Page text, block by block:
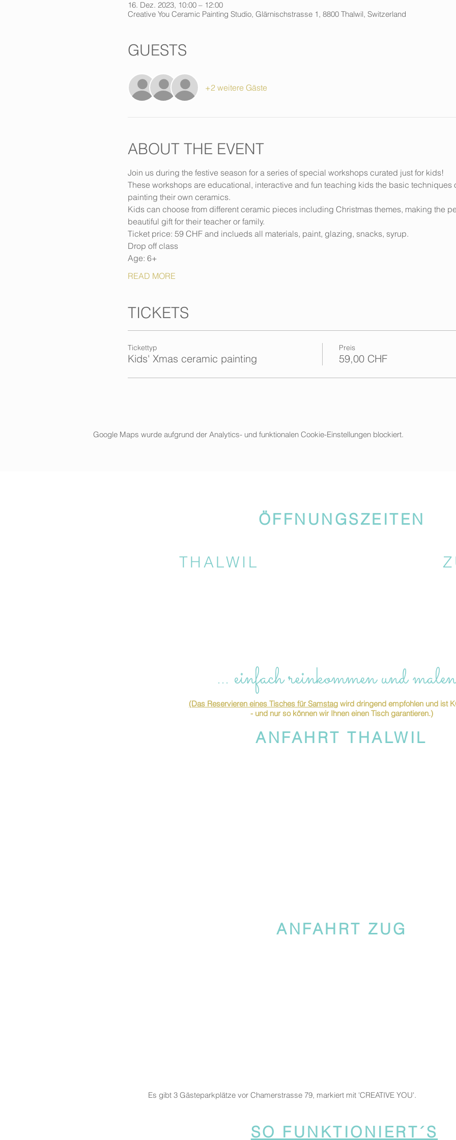
16. Dez. 2023, 10:00 – 12:00
Creative You Ceramic Painting Studio, Glärnischstrasse 1, 8800 Thalwil, Switzerland
GUESTS
+2 weitere Gäste
ABOUT THE EVENT
Join us during the festive season for a series of special workshops curated just for kids!
These workshops are educational, interactive and fun teaching kids the basic
painting their own ceramics.
Kids can choose from different ceramic pieces including Christmas themes, making the
beautiful gift for their teacher or family.
Ticket price: 59 CHF and inclueds all materials, paint, glazing, snacks, syrup.
Drop off class
Age: 6+
READ MORE
TICKETS
Tickettyp
Kids' Xmas ceramic painting
Preis
59,00 CHF
Google Maps wurde aufgrund der Analytics- und funktionalen Cookie-Einstellungen blockiert.
ÖFFNUNGSZEITEN
THALWIL
ANFAHRT THALWIL
… einfach reinkommen und
(Das Reservieren eines Tisches für Samstag wird dringend empfohlen und ist
- und nur so können wir Ihnen einen Tisch garantieren.)
ANFAHRT ZUG
Es gibt 3 Gästeparkplätze vor Chamerstrasse 79, markiert mit 'CREATIVE YOU'.
SO FUNKTIONIERT´S